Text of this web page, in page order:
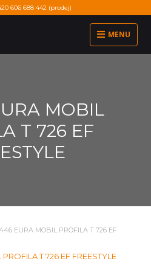
606 688 442 (prodej)
MENU
MOBIL
T 726 EF
EURA MOBIL PROFILA T 726 EF